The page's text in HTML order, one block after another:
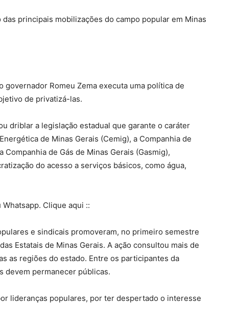
principais mobilizações do campo popular em Minas
Romeu Zema executa uma política de
de privatizá-las.
driblar a legislação estadual que garante o caráter
de Minas Gerais (Cemig), a Companhia de
Companhia de Gás de Minas Gerais (Gasmig),
do acesso a serviços básicos, como água,
Clique aqui ::
e sindicais promoveram, no primeiro semestre
Estatais de Minas Gerais. A ação consultou mais de
as regiões do estado. Entre os participantes da
devem permanecer públicas.
lideranças populares, por ter despertado o interesse